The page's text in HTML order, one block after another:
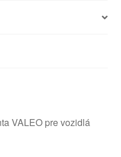
VALEO pre vozidlá